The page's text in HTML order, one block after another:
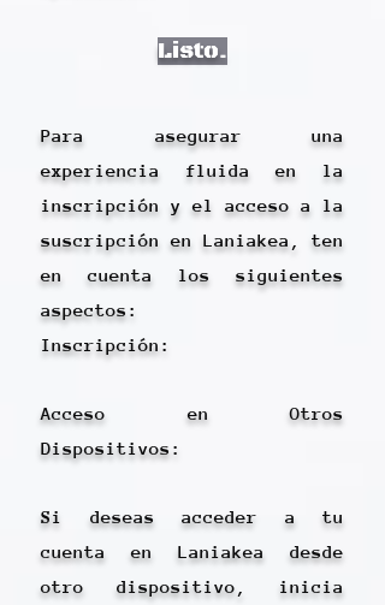
Listo.
Para asegurar una
experiencia fluida en la
inscripción y el acceso a la
suscripción en Laniakea, ten
en cuenta los siguientes
aspectos:
Inscripción:​
Acceso en Otros
Dispositivos:
Si deseas acceder a tu
cuenta en Laniakea desde
otro dispositivo, inicia